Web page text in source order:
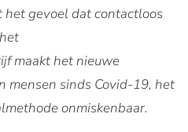
gevoel dat contactloos
maakt het nieuwe
mensen sinds Covid-19, het
onmiskenbaar.